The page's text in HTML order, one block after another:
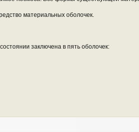
материальных оболочек.
заключена в пять оболочек: